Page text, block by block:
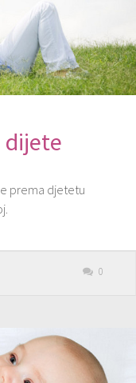
dijete
prema djetetu
0